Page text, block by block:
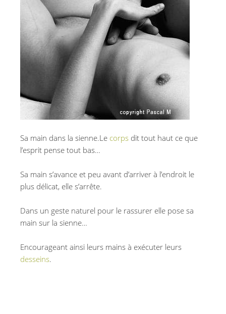
Sa main dans la sienne.Le corps dit tout haut ce que
l’esprit pense tout bas…
Sa main s’avance et peu avant d’arriver à l’endroit le
plus délicat, elle s’arrête.
Dans un geste naturel pour le rassurer elle pose sa
main sur la sienne…
Encourageant ainsi leurs mains à exécuter leurs
desseins.